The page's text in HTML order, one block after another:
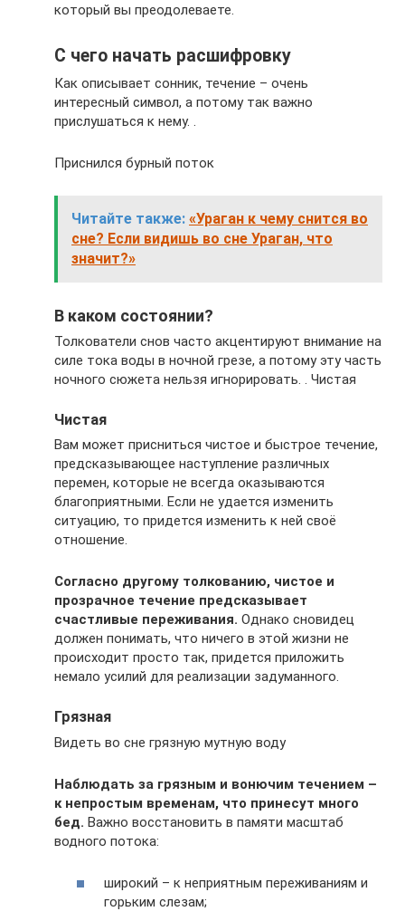
который вы преодолеваете.
С чего начать расшифровку
Как описывает сонник, течение – очень
интересный символ, а потому так важно
прислушаться к нему. .
Приснился бурный поток
Читайте также: «Ураган к чему снится во
сне? Если видишь во сне Ураган, что
значит?»
В каком состоянии?
Толкователи снов часто акцентируют внимание на
силе тока воды в ночной грезе, а потому эту часть
ночного сюжета нельзя игнорировать. . Чистая
Чистая
Вам может присниться чистое и быстрое течение,
предсказывающее наступление различных
перемен, которые не всегда оказываются
благоприятными. Если не удается изменить
ситуацию, то придется изменить к ней своё
отношение.
Согласно другому толкованию, чистое и
прозрачное течение предсказывает
счастливые переживания. Однако сновидец
должен понимать, что ничего в этой жизни не
происходит просто так, придется приложить
немало усилий для реализации задуманного.
Грязная
Видеть во сне грязную мутную воду
Наблюдать за грязным и вонючим течением –
к непростым временам, что принесут много
бед. Важно восстановить в памяти масштаб
водного потока:
широкий – к неприятным переживаниям и
горьким слезам;